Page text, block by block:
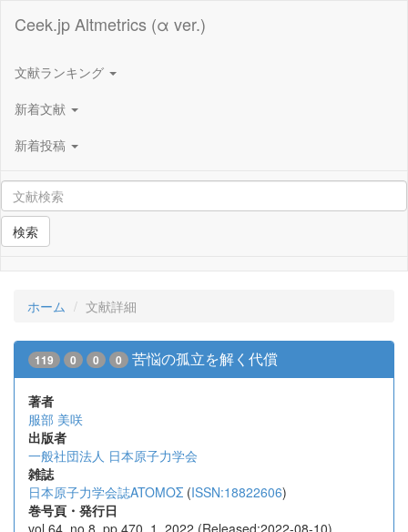
Ceek.jp Altmetrics (α ver.)
文献ランキング
新着文献
新着投稿
検索
ホーム 文献詳細
119 0 0 0 苦悩の孤立を解く代償
著者
服部 美咲
出版者
一般社団法人 日本原子力学会
雑誌
日本原子力学会誌ATOMOΣ (ISSN:18822606)
巻号頁・発行日
vol.64, no.8, pp.470_1, 2022 (Released:2022-08-10)